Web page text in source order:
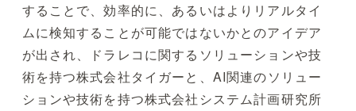
することで、効率的に、あるいはよりリアルタイ
ムに検知することが可能ではないかとのアイデア
が出され、ドラレコに関するソリューションや技
術を持つ株式会社タイガーと、AI関連のソリュー
ションや技術を持つ株式会社システム計画研究所